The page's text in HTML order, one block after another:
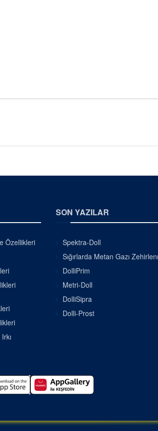
Özellikleri
SON YAZILAR
Spektra-Doll
Sığırlarda Metan Gazı
DolliPrim
Metri-Doll
DolliSipra
Dolli-Prost